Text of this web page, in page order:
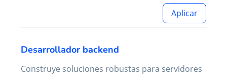
Aplicar
Desarrollador backend
Construye soluciones robustas para servidores